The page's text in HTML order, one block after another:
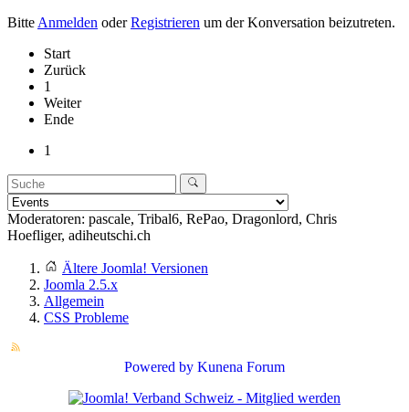
Bitte Anmelden oderRegistrieren um der Konversation beizutreten.
Start
Zurück
1
Weiter
Ende
1
Moderatoren: pascale, Tribal6, RePao, Dragonlord, Chris
Hoefliger, adiheutschi.ch
Ältere Joomla! Versionen
Joomla 2.5.x
Allgemein
CSS Probleme
Powered by Kunena Forum